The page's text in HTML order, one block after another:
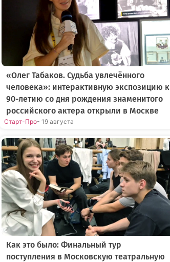
«Олег Табаков. Судьба увлечённого
человека»: интерактивную экспозицию к
90-летию со дня рождения знаменитого
российского актера открыли в Москве
Старт-Про- 19 августа
Как это было: Финальный тур
поступления в Московскую театральную